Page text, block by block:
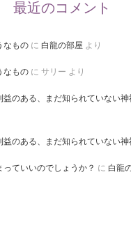
最近のコメント
なもの に 白龍の部屋 より
なもの に サリー より
のある、まだ知られていない神
のある、まだ知られていない神
ていいのでしょうか？ に 白龍